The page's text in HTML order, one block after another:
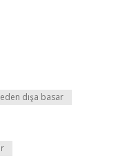
dışa basar